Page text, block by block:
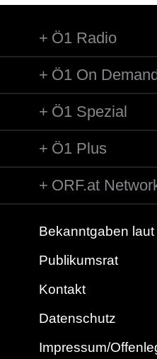
Ö1 Radio
Ö1 On
Ö1 Spezial
Ö1 Plus
ORF.at
Bekanntgaben laut
Publikumsrat
Kontakt
Datenschutz
Impressum/